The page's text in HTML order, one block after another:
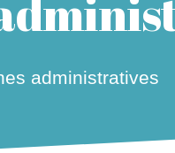
administratives